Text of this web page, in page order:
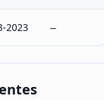
2023 –